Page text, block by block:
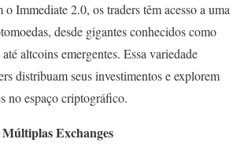
Immediate 2.0, os traders têm acesso a uma
desde gigantes conhecidos como
altcoins emergentes. Essa variedade
distribuam seus investimentos e explorem
no espaço criptográfico.
Exchanges